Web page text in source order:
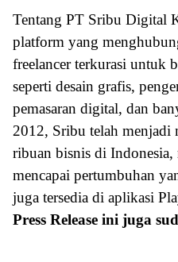
Tentang PT Sribu Digital
platform yang
freelancer terkurasi untuk
seperti desain grafis,
pemasaran digital, dan
2012, Sribu telah menjadi
ribuan bisnis di Indonesia,
mencapai pertumbuhan
juga tersedia di aplikasi
Press Release ini juga